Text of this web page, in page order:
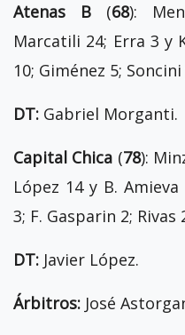
Atenas B (68):
Marcatili 24; Erra 3 y
10; Giménez 5;
DT: Gabriel Morganti.
Capital Chica (78):
López 14 y B. Amieva
3; F. Gasparin 2;
DT: Javier López.
Árbitros: José